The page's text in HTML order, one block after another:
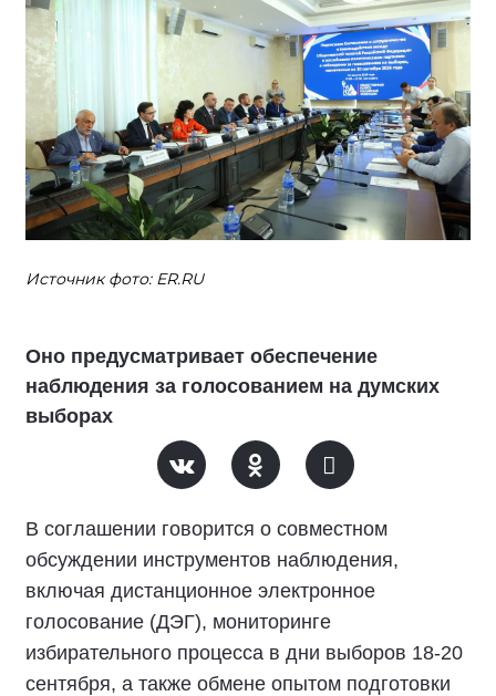
Источник фото: ER.RU
Оно предусматривает обеспечение
наблюдения за голосованием на думских
выборах
В соглашении говорится о совместном
обсуждении инструментов наблюдения,
включая дистанционное электронное
голосование (ДЭГ), мониторинге
избирательного процесса в дни выборов 18-20
сентября, а также обмене опытом подготовки